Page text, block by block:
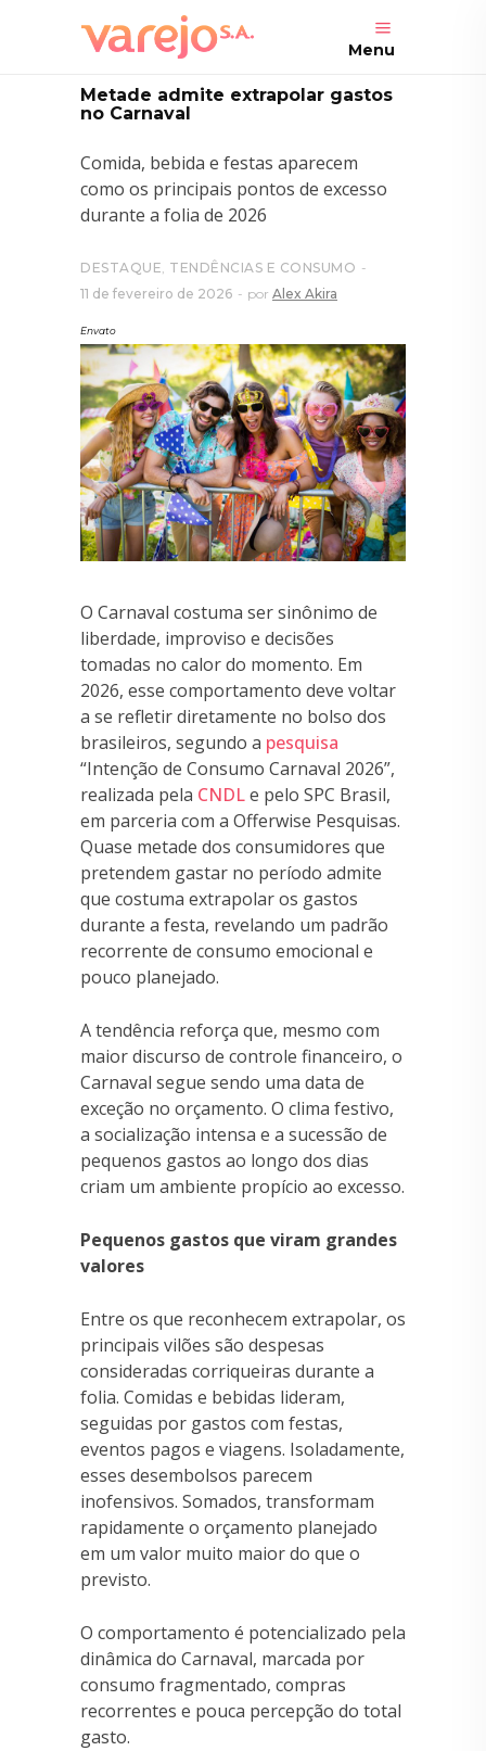
Menu
Metade admite extrapolar gastos
no Carnaval
Comida, bebida e festas aparecem
como os principais pontos de excesso
durante a folia de 2026
DESTAQUE, TENDÊNCIAS E CONSUMO
11 de fevereiro de 2026
por Alex Akira
Envato
O Carnaval costuma ser sinônimo de
liberdade, improviso e decisões
tomadas no calor do momento. Em
2026, esse comportamento deve voltar
a se refletir diretamente no bolso dos
brasileiros, segundo a pesquisa
“Intenção de Consumo Carnaval 2026”,
realizada pela CNDLe pelo SPC Brasil,
em parceria com a Offerwise Pesquisas.
Quase metade dos consumidores que
pretendem gastar no período admite
que costuma extrapolar os gastos
durante a festa, revelando um padrão
recorrente de consumo emocional e
pouco planejado.
A tendência reforça que, mesmo com
maior discurso de controle financeiro, o
Carnaval segue sendo uma data de
exceção no orçamento. O clima festivo,
a socialização intensa e a sucessão de
pequenos gastos ao longo dos dias
criam um ambiente propício ao excesso.
Pequenos gastos que viram grandes
valores
Entre os que reconhecem extrapolar, os
principais vilões são despesas
consideradas corriqueiras durante a
folia. Comidas e bebidas lideram,
seguidas por gastos com festas,
eventos pagos e viagens. Isoladamente,
esses desembolsos parecem
inofensivos. Somados, transformam
rapidamente o orçamento planejado
em um valor muito maior do que o
previsto.
O comportamento é potencializado pela
dinâmica do Carnaval, marcada por
consumo fragmentado, compras
recorrentes e pouca percepção do total
gasto.